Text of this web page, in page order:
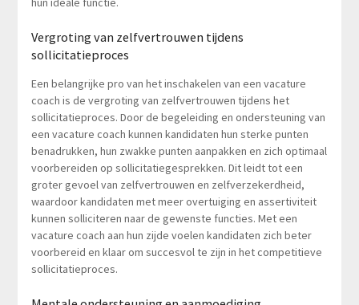
Vergroting van zelfvertrouwen tijdens
sollicitatieproces
Een belangrijke pro van het inschakelen van een vacature
coach is de vergroting van zelfvertrouwen tijdens het
sollicitatieproces. Door de begeleiding en ondersteuning van
een vacature coach kunnen kandidaten hun sterke punten
benadrukken, hun zwakke punten aanpakken en zich optimaal
voorbereiden op sollicitatiegesprekken. Dit leidt tot een
groter gevoel van zelfvertrouwen en zelfverzekerdheid,
waardoor kandidaten met meer overtuiging en assertiviteit
kunnen solliciteren naar de gewenste functies. Met een
vacature coach aan hun zijde voelen kandidaten zich beter
voorbereid en klaar om succesvol te zijn in het competitieve
sollicitatieproces.